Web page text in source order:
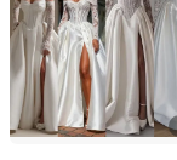
Jiangsu, China